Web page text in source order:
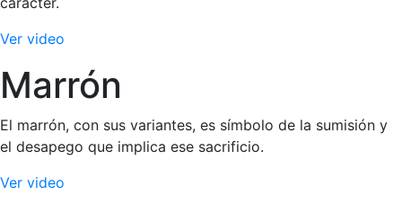
Ver video
Marrón
El marrón, con sus variantes, es símbolo de la sumisión y
el desapego que implica ese sacrificio.
Ver video